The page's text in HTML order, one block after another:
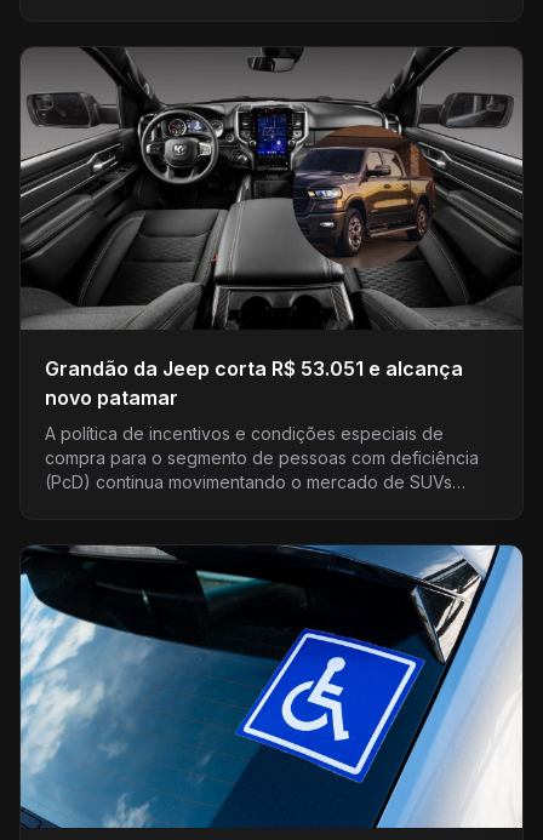
Grandão da Jeep corta R$ 53.051 e alcança
novo patamar
A política de incentivos e condições especiais de
compra para o segmento de pessoas com deficiência
(PcD) continua movimentando o mercado de SUVs